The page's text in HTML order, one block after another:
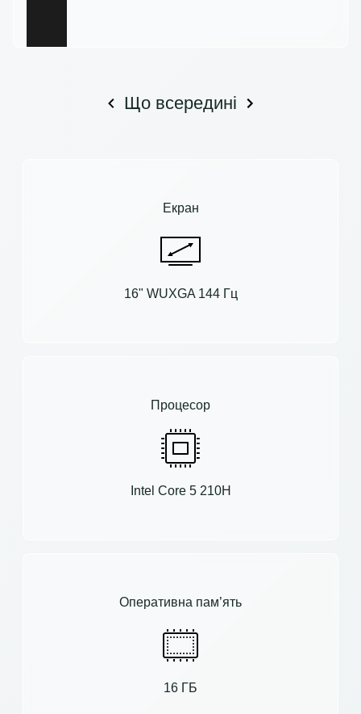
Що всередині
Екран
16" WUXGA 144 Гц
Процесор
Intel Core 5 210H
Оперативна пам’ять
16 ГБ